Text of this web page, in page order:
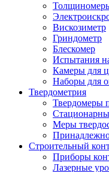
Вискозиметр
Гриндометр
Блескомер
Испытания
Камеры для
Наборы для
Твердометрия
Твердомеры
Меры
Строительный
Приборы
Лазерные